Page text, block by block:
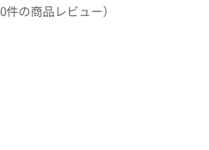
0件の商品レビュー）